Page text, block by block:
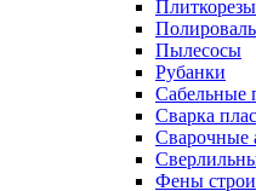
Плиткорезы
Пылесосы
Рубанки
Сабельные
Сварка
Сварочные
Фены